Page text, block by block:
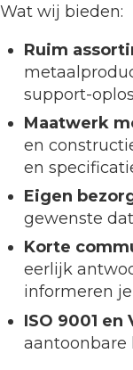
Wat wij bieden:
Ruim
support-
Maatwerk
en
en
Eigen
gewenste
Korte
eerlijk
informeren
ISO 9001